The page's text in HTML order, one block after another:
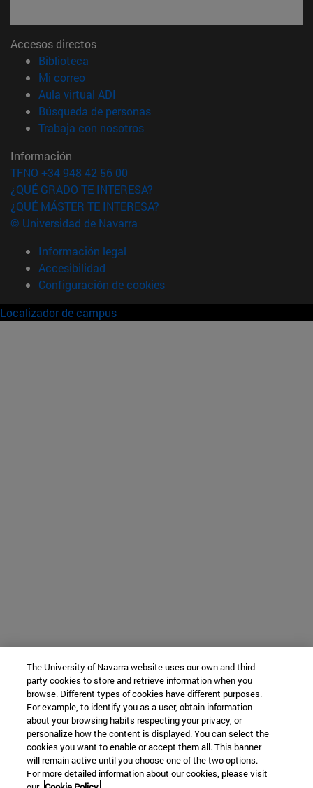
Accesos directos
Biblioteca
Mi correo(abre en nueva ventana)
Aula virtual ADI
Búsqueda de personas(abre en nueva ventana)
Trabaja con nosotros(abre en nueva ventana)
Información
TFNO +34 948 42 56 00
¿QUÉ GRADO TE INTERESA?
¿QUÉ MÁSTER TE INTERESA?
© Universidad de Navarra
Información legal
Accesibilidad
Configuración de cookies
Localizador de campus
The University of Navarra website uses our own and third-
party cookies to store and retrieve information when you
browse. Different types of cookies have different purposes.
For example, to identify you as a user, obtain information
about your browsing habits respecting your privacy, or
personalize how the content is displayed. You can select the
cookies you want to enable or accept them all. This banner
will remain active until you choose one of the two options.
For more detailed information about our cookies, please visit